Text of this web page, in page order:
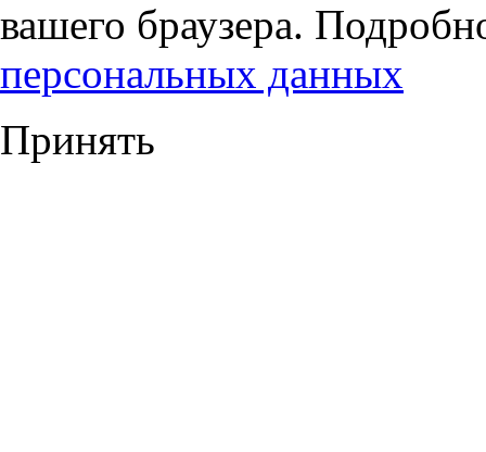
вашего браузера.
персональных данных
Принять